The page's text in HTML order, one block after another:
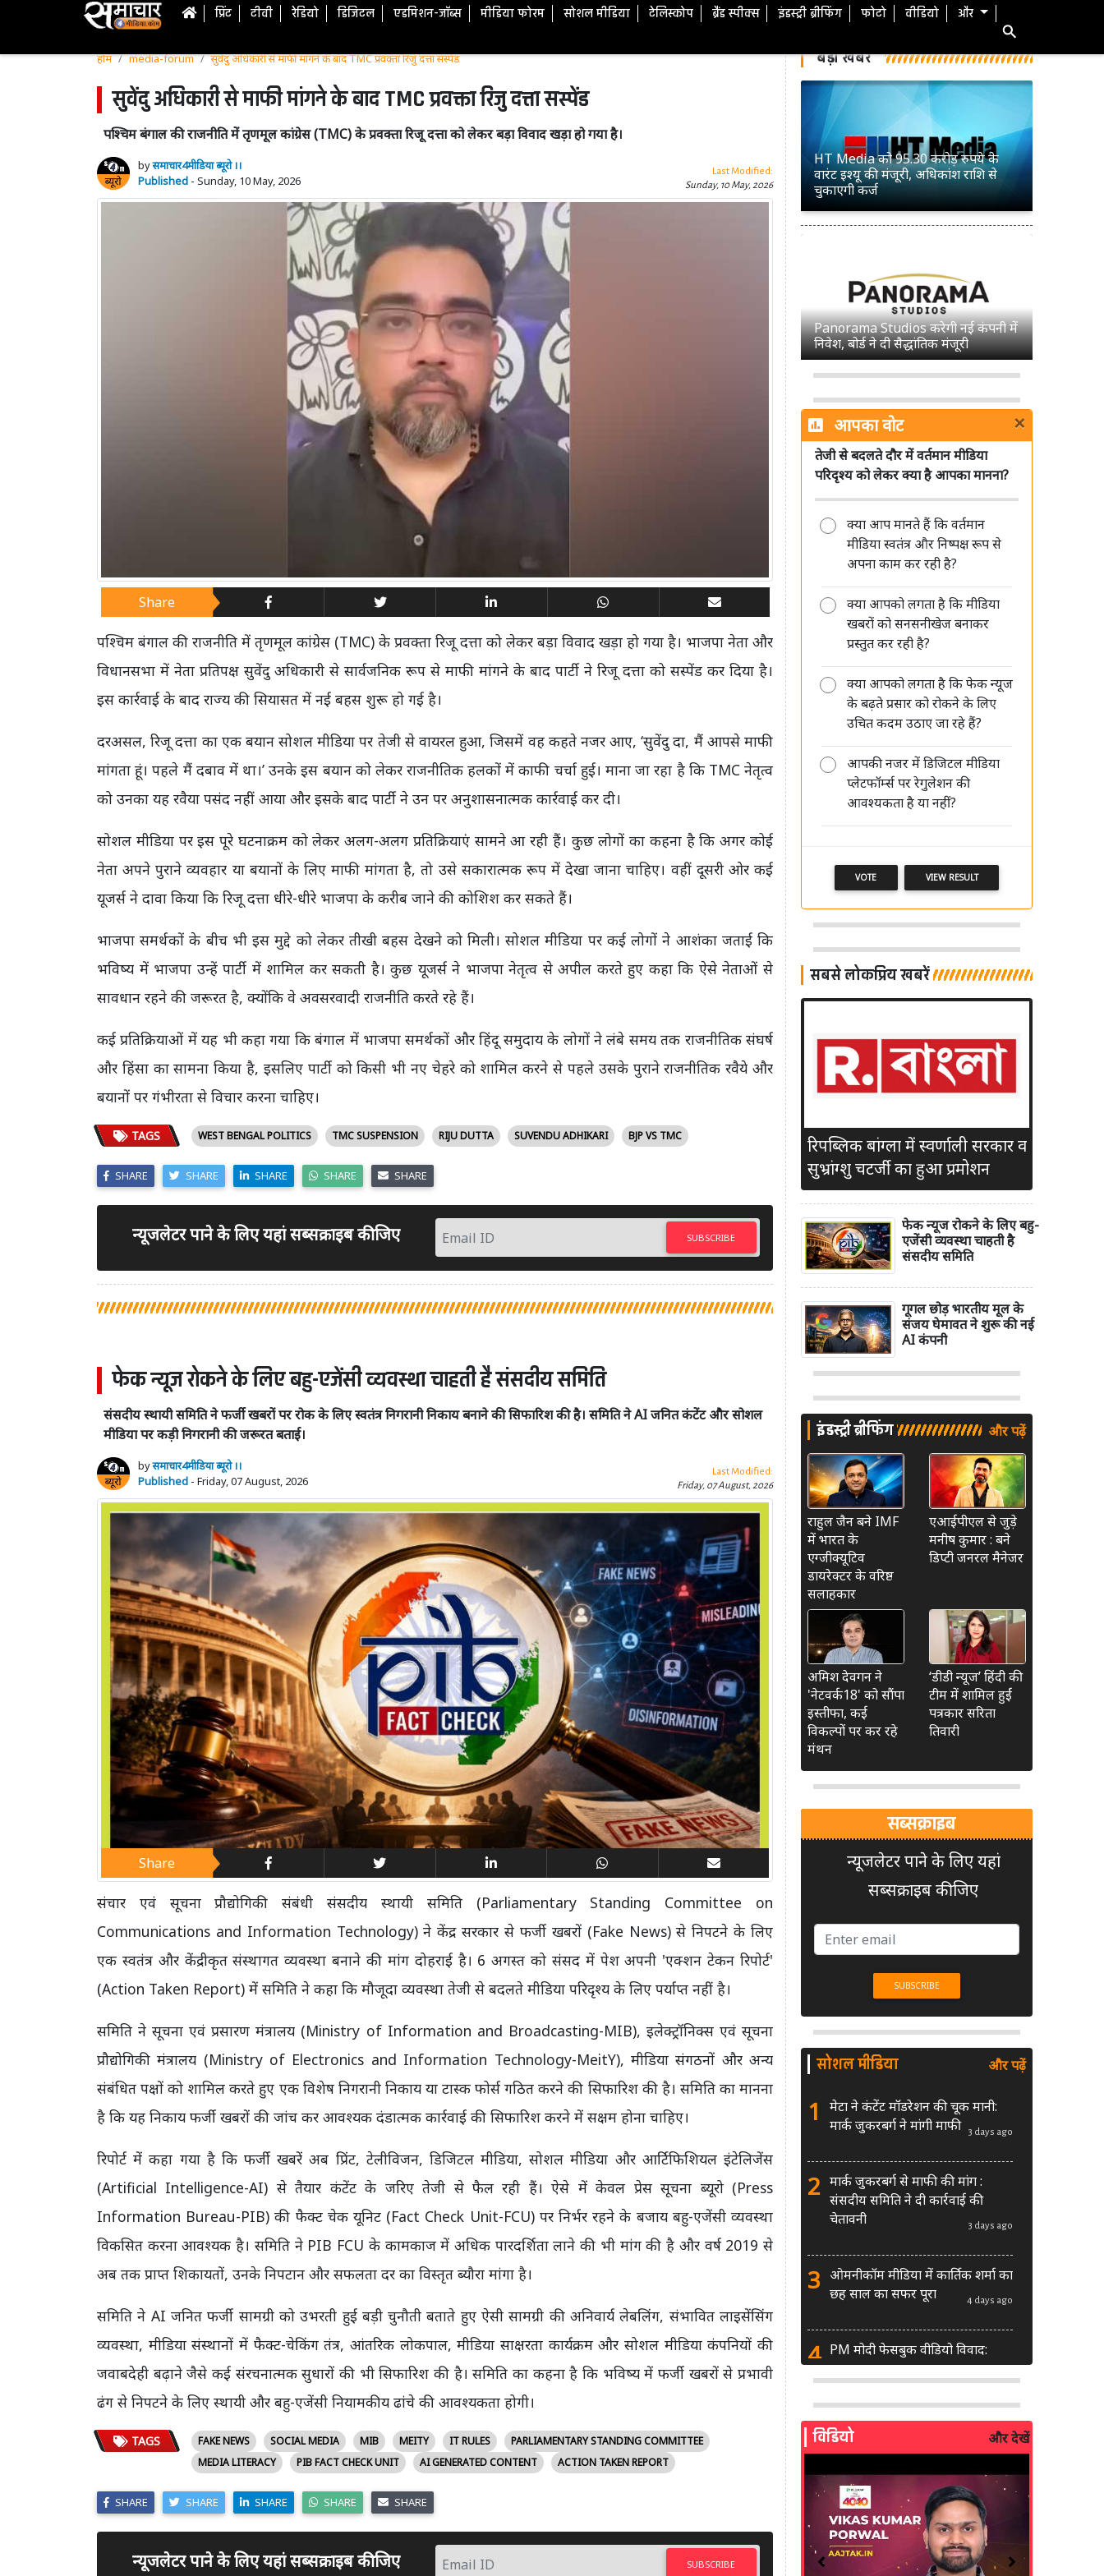
प्रिंट टीवी रेडियो डिजिटल एडमिशन-जॉब्स मीडिया फोरम सोशल मीडिया टेलिस्कोप ब्रैंड स्पीक्स इंडस्ट्री ब्रीफिंग फोटो वीडियो और
होम media-forum सुवेंदु अधिकारी से माफी मांगने के बाद TMC प्रवक्ता रिजु दत्ता सस्पेंड
सुवेंदु अधिकारी से माफी मांगने के बाद TMC प्रवक्ता रिजु दत्ता सस्पेंड
पश्चिम बंगाल की राजनीति में तृणमूल कांग्रेस (TMC) के प्रवक्ता रिजू दत्ता को लेकर बड़ा विवाद खड़ा हो गया है।
byसमाचार4मीडिया ब्यूरो ।।
Published - Sunday, 10 May, 2026
Last Modified:
Sunday, 10 May, 2026
Share
पश्चिम बंगाल की राजनीति में तृणमूल कांग्रेस (TMC) के प्रवक्ता रिजू दत्ता को लेकर बड़ा विवाद खड़ा हो गया है। भाजपा नेता और
विधानसभा में नेता प्रतिपक्ष सुवेंदु अधिकारी से सार्वजनिक रूप से माफी मांगने के बाद पार्टी ने रिजू दत्ता को सस्पेंड कर दिया है।
इस कार्रवाई के बाद राज्य की सियासत में नई बहस शुरू हो गई है।
दरअसल, रिजू दत्ता का एक बयान सोशल मीडिया पर तेजी से वायरल हुआ, जिसमें वह कहते नजर आए, ‘सुवेंदु दा, मैं आपसे माफी
मांगता हूं। पहले मैं दबाव में था।’ उनके इस बयान को लेकर राजनीतिक हलकों में काफी चर्चा हुई। माना जा रहा है कि TMC नेतृत्व
को उनका यह रवैया पसंद नहीं आया और इसके बाद पार्टी ने उन पर अनुशासनात्मक कार्रवाई कर दी।
सोशल मीडिया पर इस पूरे घटनाक्रम को लेकर अलग-अलग प्रतिक्रियाएं सामने आ रही हैं। कुछ लोगों का कहना है कि अगर कोई
नेता अपने पुराने व्यवहार या बयानों के लिए माफी मांगता है, तो उसे सकारात्मक रूप में देखा जाना चाहिए। वहीं दूसरी ओर कई
यूजर्स ने दावा किया कि रिजू दत्ता धीरे-धीरे भाजपा के करीब जाने की कोशिश कर सकते हैं।
भाजपा समर्थकों के बीच भी इस मुद्दे को लेकर तीखी बहस देखने को मिली। सोशल मीडिया पर कई लोगों ने आशंका जताई कि
भविष्य में भाजपा उन्हें पार्टी में शामिल कर सकती है। कुछ यूजर्स ने भाजपा नेतृत्व से अपील करते हुए कहा कि ऐसे नेताओं से
सावधान रहने की जरूरत है, क्योंकि वे अवसरवादी राजनीति करते रहे हैं।
कई प्रतिक्रियाओं में यह भी कहा गया कि बंगाल में भाजपा समर्थकों और हिंदू समुदाय के लोगों ने लंबे समय तक राजनीतिक संघर्ष
और हिंसा का सामना किया है, इसलिए पार्टी को किसी भी नए चेहरे को शामिल करने से पहले उसके पुराने राजनीतिक रवैये और
बयानों पर गंभीरता से विचार करना चाहिए।
TAGS WEST BENGAL POLITICS TMC SUSPENSION RIJU DUTTA SUVENDU ADHIKARI BJP VS TMC
SHARE SHARE SHARE SHARE SHARE
न्यूजलेटर पाने के लिए यहां सब्सक्राइब कीजिए SUBSCRIBE
फेक न्यूज रोकने के लिए बहु-एजेंसी व्यवस्था चाहती है संसदीय समिति
संसदीय स्थायी समिति ने फर्जी खबरों पर रोक के लिए स्वतंत्र निगरानी निकाय बनाने की सिफारिश की है। समिति ने AI जनित कंटेंट और सोशल
मीडिया पर कड़ी निगरानी की जरूरत बताई।
byसमाचार4मीडिया ब्यूरो ।।
Published - Friday, 07 August, 2026
Last Modified:
Friday, 07 August, 2026
Share
संचार एवं सूचना प्रौद्योगिकी संबंधी संसदीय स्थायी समिति (Parliamentary Standing Committee on
Communications and Information Technology) ने केंद्र सरकार से फर्जी खबरों (Fake News) से निपटने के लिए
एक स्वतंत्र और केंद्रीकृत संस्थागत व्यवस्था बनाने की मांग दोहराई है। 6 अगस्त को संसद में पेश अपनी 'एक्शन टेकन रिपोर्ट'
(Action Taken Report) में समिति ने कहा कि मौजूदा व्यवस्था तेजी से बदलते मीडिया परिदृश्य के लिए पर्याप्त नहीं है।
समिति ने सूचना एवं प्रसारण मंत्रालय (Ministry of Information and Broadcasting-MIB), इलेक्ट्रॉनिक्स एवं सूचना
प्रौद्योगिकी मंत्रालय (Ministry of Electronics and Information Technology-MeitY), मीडिया संगठनों और अन्य
संबंधित पक्षों को शामिल करते हुए एक विशेष निगरानी निकाय या टास्क फोर्स गठित करने की सिफारिश की है। समिति का मानना
है कि यह निकाय फर्जी खबरों की जांच कर आवश्यक दंडात्मक कार्रवाई की सिफारिश करने में सक्षम होना चाहिए।
रिपोर्ट में कहा गया है कि फर्जी खबरें अब प्रिंट, टेलीविजन, डिजिटल मीडिया, सोशल मीडिया और आर्टिफिशियल इंटेलिजेंस
(Artificial Intelligence-AI) से तैयार कंटेंट के जरिए तेजी से फैल रही हैं। ऐसे में केवल प्रेस सूचना ब्यूरो (Press
Information Bureau-PIB) की फैक्ट चेक यूनिट (Fact Check Unit-FCU) पर निर्भर रहने के बजाय बहु-एजेंसी व्यवस्था
विकसित करना आवश्यक है। समिति ने PIB FCU के कामकाज में अधिक पारदर्शिता लाने की भी मांग की है और वर्ष 2019 से
अब तक प्राप्त शिकायतों, उनके निपटान और सफलता दर का विस्तृत ब्यौरा मांगा है।
समिति ने AI जनित फर्जी सामग्री को उभरती हुई बड़ी चुनौती बताते हुए ऐसी सामग्री की अनिवार्य लेबलिंग, संभावित लाइसेंसिंग
व्यवस्था, मीडिया संस्थानों में फैक्ट-चेकिंग तंत्र, आंतरिक लोकपाल, मीडिया साक्षरता कार्यक्रम और सोशल मीडिया कंपनियों की
जवाबदेही बढ़ाने जैसे कई संरचनात्मक सुधारों की भी सिफारिश की है। समिति का कहना है कि भविष्य में फर्जी खबरों से प्रभावी
ढंग से निपटने के लिए स्थायी और बहु-एजेंसी नियामकीय ढांचे की आवश्यकता होगी।
TAGS FAKE NEWS SOCIAL MEDIA MIB MEITY IT RULES
PARLIAMENTARY STANDING COMMITTEE
MEDIA LITERACY
PIB FACT CHECK UNIT AI GENERATED CONTENT ACTION TAKEN REPORT
SHARE SHARE SHARE SHARE SHARE
न्यूजलेटर पाने के लिए यहां सब्सक्राइब कीजिए SUBSCRIBE
बड़ी खबरें
HT Media को 95.30 करोड़ रुपये के
वारंट इश्यू की मंजूरी, अधिकांश राशि से
चुकाएगी कर्ज
Panorama Studios करेगी नई कंपनी में
निवेश, बोर्ड ने दी सैद्धांतिक मंजूरी
सिनेमा हॉल में सरकारी जागरूकता फिल्मों
को लेकर MIB ने साफ किए नियम, जानें
क्या बदला
Sun TV Network का बड़ा ऐलान, 12
अगस्त को अंतरिम डिविडेंड पर बोर्ड की
DB Corp में सुधीर अग्रवाल और पवन
अग्रवाल की पुनर्नियुक्ति पर दो सितंबर को
होगा फैसला
आपका वोट ×
तेजी से बदलते दौर में वर्तमान मीडिया
परिदृश्य को लेकर क्या है आपका मानना?
क्या आप मानते हैं कि वर्तमान
मीडिया स्वतंत्र और निष्पक्ष रूप से
अपना काम कर रही है?
क्या आपको लगता है कि मीडिया
खबरों को सनसनीखेज बनाकर
प्रस्तुत कर रही है?
क्या आपको लगता है कि फेक न्यूज
के बढ़ते प्रसार को रोकने के लिए
उचित कदम उठाए जा रहे हैं?
आपकी नजर में डिजिटल मीडिया
प्लेटफॉर्म्स पर रेगुलेशन की
आवश्यकता है या नहीं?
VOTE VIEW RESULT
सबसे लोकप्रिय खबरें
रिपब्लिक बांग्ला में स्वर्णाली सरकार व
सुभ्रांग्शु चटर्जी का हुआ प्रमोशन
फेक न्यूज रोकने के लिए बहु-
एजेंसी व्यवस्था चाहती है
संसदीय समिति
गूगल छोड़ भारतीय मूल के
संजय घेमावत ने शुरू की नई
AI कंपनी
इंडस्ट्री ब्रीफिंग और पढ़ें
राहुल जैन बने IMF
में भारत के
एग्जीक्यूटिव
डायरेक्टर के वरिष्ठ
सलाहकार
एआईपीएल से जुड़े
मनीष कुमार : बने
डिप्टी जनरल मैनेजर
अमिश देवगन ने
'नेटवर्क18' को सौंपा
इस्तीफा, कई
विकल्पों पर कर रहे
मंथन
‘डीडी न्यूज’ हिंदी की
टीम में शामिल हुईं
पत्रकार सरिता
तिवारी
सब्सक्राइब
न्यूजलेटर पाने के लिए यहां
सब्सक्राइब कीजिए
सोशल मीडिया और पढ़ें
1
मेटा ने कंटेंट मॉडरेशन की चूक मानी:
मार्क जुकरबर्ग ने मांगी माफी
3 days ago
2 मार्क जुकरबर्ग से माफी की मांग :
संसदीय समिति ने दी कार्रवाई की
चेतावनी
3 days ago
3 ओमनीकॉम मीडिया में कार्तिक शर्मा का
छह साल का सफर पूरा
4 days ago
4 PM मोदी फेसबुक वीडियो विवाद:
MeitY से मिलेगी मेटा की ग्लोबल टीम
5 AI से बने फर्जी पोस्ट पर LinkedIn
की सख्ती: लॉन्च किए नए मॉडरेशन
6
सरकार दे रही बड़ा मौका: शॉर्ट वीडियो
बनाने वाले क्रिएटर्स जीत सकते हैं ₹5
लाख
2 weeks ago
विडियो और देखें